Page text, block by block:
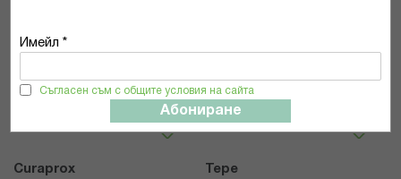
Имейл *
Съгласен съм с общите условия на сайта
Абониране
Популярни в тази категория
Curaprox Tepe